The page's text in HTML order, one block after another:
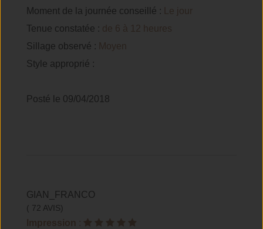
Moment de la journée conseillé :
Le jour
Tenue constatée : de 6 à 12 heures
Sillage observé : Moyen
Style approprié :
Posté le 09/04/2018
GIAN_FRANCO
( 72 AVIS)
Impression :